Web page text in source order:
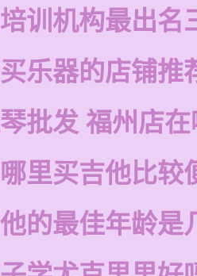
训机构最出名
乐器的店铺推
批发 福州店
里买吉他比较
的最佳年龄是